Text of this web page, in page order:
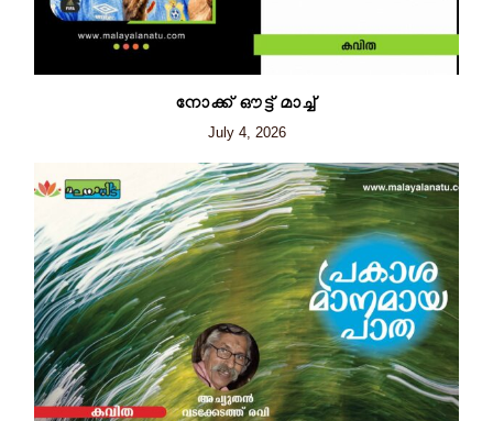
നോക്ക് ഔട്ട് മാച്ച്
July 4, 2026